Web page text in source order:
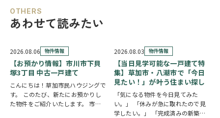
OTHERS
あわせて読みたい
2026.08.06 物件情報
【お預かり情報】市川市下貝
塚3丁目 中古一戸建て
こんにちは！草加市民ハウジングで
す。 このたび、新たにお預かりし
た物件をご紹介いたします。 市川
2026.08.03 物件情報
【当日見学可能な一戸建て特
集】草加市・八潮市で「今日
見たい！」が叶う住まい探し
「気になる物件を今日見てみた
い。」 「休みが急に取れたので見
学したい。」 「完成済みの新築を